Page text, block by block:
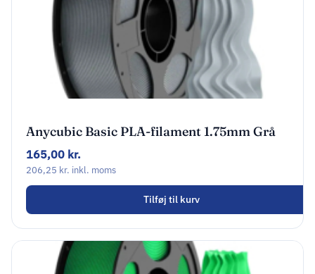
Anycubic Basic PLA-filament 1.75mm Grå
AHPLGE-107
165,00 kr.
206,25 kr. inkl. moms
Tilføj til kurv